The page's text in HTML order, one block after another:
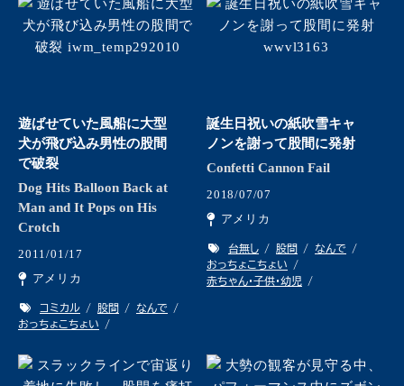
遊ばせていた風船に大型
犬が飛び込み男性の股間
で破裂
Dog Hits Balloon Back at
Man and It Pops on His
Crotch
2011/01/17
アメリカ
コミカル 股間
なんで
おっちょこちょい
誕生日祝いの紙吹雪キャ
ノンを謝って股間に発射
Confetti Cannon Fail
2018/07/07
アメリカ
台無し 股間
なんで
おっちょこちょい
赤ちゃん・子供・幼児